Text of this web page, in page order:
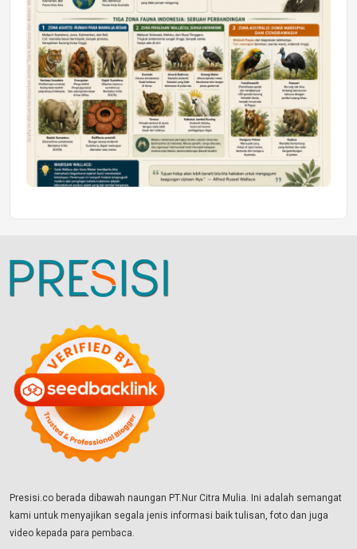
Presisi.co berada dibawah naungan PT.Nur Citra Mulia. Ini adalah semangat
kami untuk menyajikan segala jenis informasi baik tulisan, foto dan juga
video kepada para pembaca.